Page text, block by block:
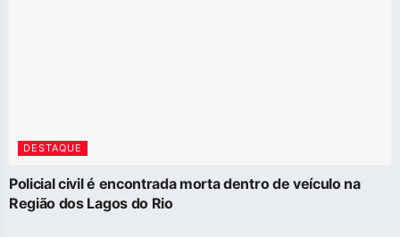
DESTAQUE
Policial civil é encontrada morta dentro de veículo na
Região dos Lagos do Rio